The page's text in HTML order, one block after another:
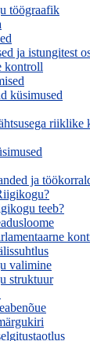
töögraafik
ja istungitest
kontroll
küsimused
riiklike
ja
teeb?
valimine
struktuur